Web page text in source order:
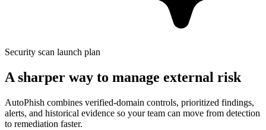
Security scan launch plan
A sharper way to manage external risk
AutoPhish combines verified-domain controls, prioritized findings,
alerts, and historical evidence so your team can move from detection
to remediation faster.